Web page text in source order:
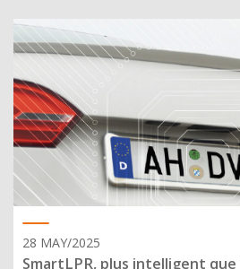
28 MAY/2025
SmartLPR, plus intelligent que